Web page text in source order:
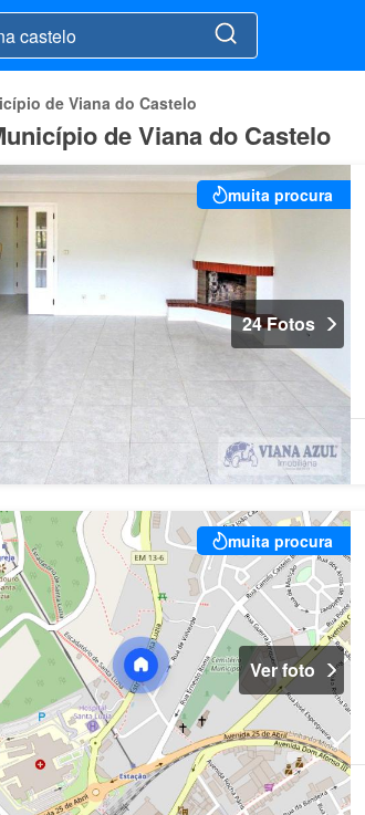
de Viana do Castelo
de Viana do Castelo
muita procura
24 Fotos
muita procura
Ver foto